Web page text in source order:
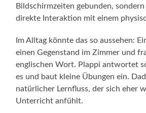
Bildschirmzeiten gebunden,
direkte Interaktion mit einem
Im Alltag könnte das so aussehen:
einen Gegenstand im Zimmer und
englischen Wort. Plappi antwortet
es und baut kleine Übungen ein.
natürlicher Lernfluss, der sich eher
Unterricht anfühlt.